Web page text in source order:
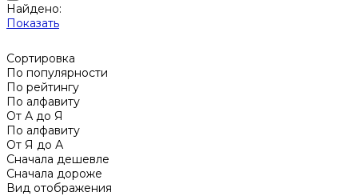
Найдено:
Показать
Сортировка
По популярности
По рейтингу
По алфавиту
От А до Я
По алфавиту
От Я до А
Сначала дешевле
Сначала дороже
Вид отображения